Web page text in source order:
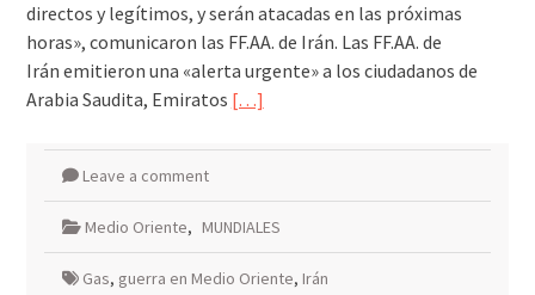
directos y legítimos, y serán atacadas en las próximas
horas», comunicaron las FF.AA. de Irán. Las FF.AA. de
Irán emitieron una «alerta urgente» a los ciudadanos de
Arabia Saudita, Emiratos […]
Leave a comment
Medio Oriente, MUNDIALES
Gas, guerra en Medio Oriente, Irán